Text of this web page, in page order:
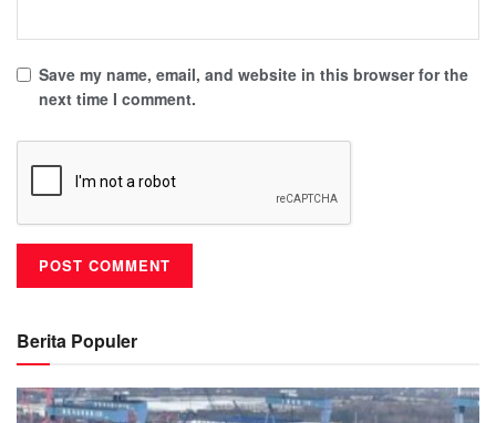
Save my name, email, and website in this browser for the
next time I comment.
Berita Populer